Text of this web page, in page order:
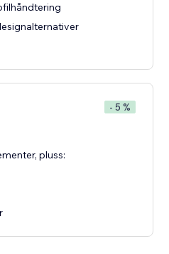
- 5 %
pluss: